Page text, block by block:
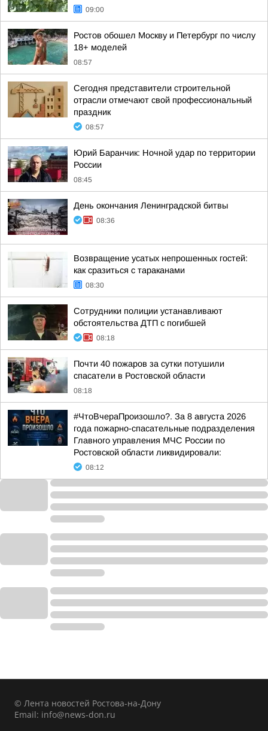
09:00
Ростов обошел Москву и Петербург по числу
18+ моделей
08:57
Сегодня представители строительной
отрасли отмечают свой профессиональный
праздник
08:57
Юрий Баранчик: Ночной удар по территории
России
08:45
День окончания Ленинградской битвы
08:36
Возвращение усатых непрошенных гостей:
как сразиться с тараканами
08:30
Сотрудники полиции устанавливают
обстоятельства ДТП с погибшей
08:18
Почти 40 пожаров за сутки потушили
спасатели в Ростовской области
08:18
#ЧтоВчераПроизошло?. За 8 августа 2026
года пожарно-спасательные подразделения
Главного управления МЧС России по
Ростовской области ликвидировали:
08:12
© Лента новостей Ростова-на-Дону
Email: info@news-don.ru